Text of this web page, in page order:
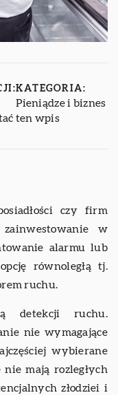
KATEGORIA:
Pieniądze i biznes
ten wpis
czy firm
w
alarmu lub
równoległą tj.
ruchu.
detekcji ruchu.
nie wymagające
wybierane
mają rozległych
złodziei i